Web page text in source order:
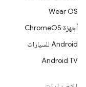
Wear OS
أجهزة ChromeOS
Android للسيارات
Android TV